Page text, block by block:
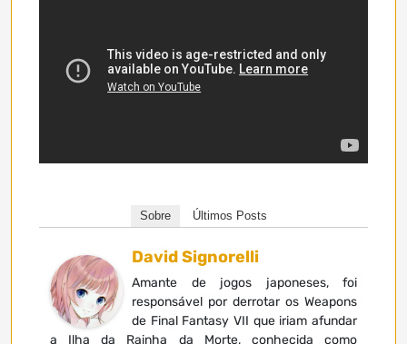
Sobre Últimos Posts
David Signorelli
Amante de jogos japoneses, foi
responsável por derrotar os Weapons
de Final Fantasy VII que iriam afundar
a Ilha da Rainha da Morte, conhecida como